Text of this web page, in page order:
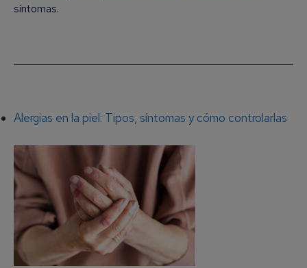
síntomas.
Alergias en la piel: Tipos, síntomas y cómo controlarlas